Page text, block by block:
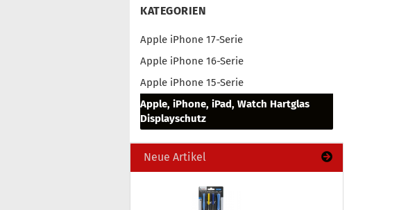
KATEGORIEN
Apple iPhone 17-Serie
Apple iPhone 16-Serie
Apple iPhone 15-Serie
Apple, iPhone, iPad, Watch Hartglas
Displayschutz
Neue Artikel